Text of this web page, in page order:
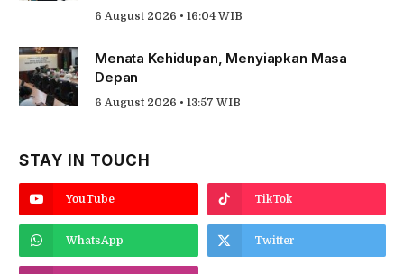
6 August 2026 • 16:04 WIB
Menata Kehidupan, Menyiapkan Masa
Depan
6 August 2026 • 13:57 WIB
STAY IN TOUCH
YouTube TikTok
WhatsApp Twitter